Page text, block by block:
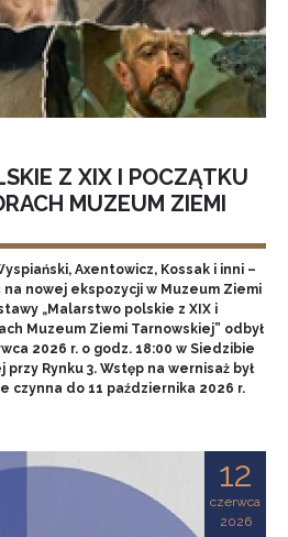
Z XIX I POCZĄTKU
MUZEUM ZIEMI
Axentowicz, Kossak i inni –
na nowej ekspozycji w Muzeum Ziemi
„Malarstwo polskie z XIX i
Muzeum Ziemi Tarnowskiej” odbył
2026 r. o godz. 18:00 w Siedzibie
Rynku 3. Wstęp na wernisaż był
czynna do 11 października 2026 r.
12
czerwca
2026